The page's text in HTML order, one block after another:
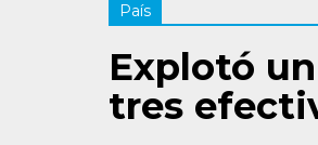
País
Explotó
tres